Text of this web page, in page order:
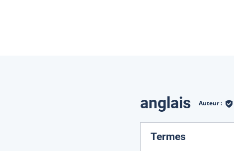
Traductions
anglais Auteur :
Termes